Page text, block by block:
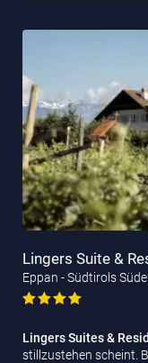
Lingers Suite &
Eppan - Südtirols
Lingers Suites &
stillzustehen scheint.